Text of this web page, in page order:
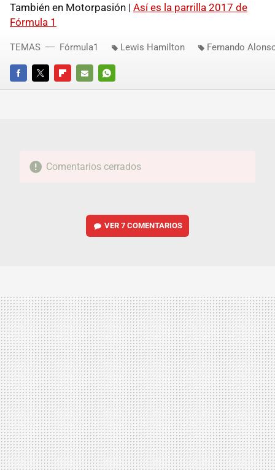
También en Motorpasión | Así es la parrilla 2017 de
Fórmula 1
FACEBOOKTWITTERFLIPBOARD
E-
WHATSAPP
TEMAS Fórmula1 Lewis Hamilton Fernando
Comentarios cerrados
VER7 COMENTARIOS